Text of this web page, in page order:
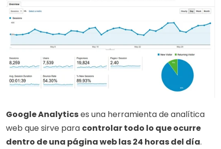
Google Analytics es una herramienta de analítica
web que sirve para controlar todo lo que ocurre
dentro de una página web las 24 horas del día.